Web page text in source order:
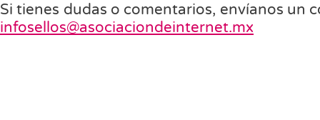
Si tienes dudas o comentarios, envíanos un
infosellos@asociaciondeinternet.mx